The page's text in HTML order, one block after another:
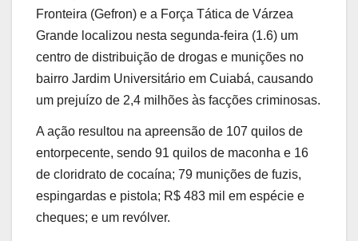
Fronteira (Gefron) e a Força Tática de Várzea
Grande localizou nesta segunda-feira (1.6) um
centro de distribuição de drogas e munições no
bairro Jardim Universitário em Cuiabá, causando
um prejuízo de 2,4 milhões às facções criminosas.
A ação resultou na apreensão de 107 quilos de
entorpecente, sendo 91 quilos de maconha e 16
de cloridrato de cocaína; 79 munições de fuzis,
espingardas e pistola; R$ 483 mil em espécie e
cheques; e um revólver.